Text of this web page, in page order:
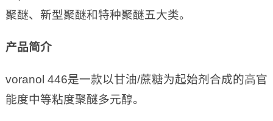
聚醚、新型聚醚和特种聚醚五大类。
产品简介
voranol 446是一款以甘油/蔗糖为起始剂合成的高官
能度中等粘度聚醚多元醇。